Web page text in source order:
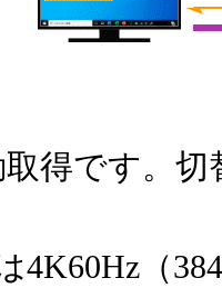
得です。
4K60Hz（